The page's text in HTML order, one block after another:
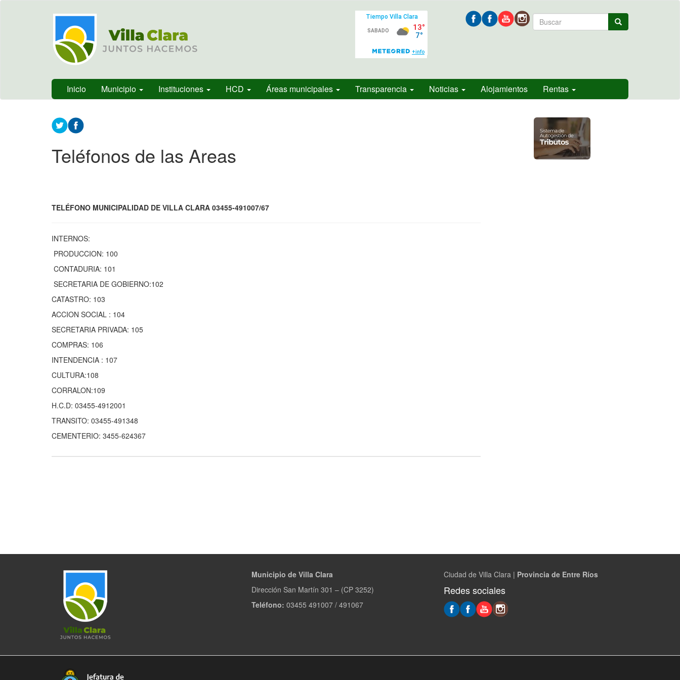
Municipalidad
de Villa
Clara, Entre
Ríos,
Argentina
Formulario
Inicio Municipio Instituciones HCD Áreas municipales Transparencia Noticias Alojamientos Rentas
Contenido
principal
Teléfonos de las Areas
TELÉFONO MUNICIPALIDAD DE VILLA CLARA 03455-491007/67
INTERNOS:
PRODUCCION: 100
CONTADURIA: 101
SECRETARIA DE GOBIERNO:102
CATASTRO: 103
ACCION SOCIAL : 104
SECRETARIA PRIVADA: 105
COMPRAS: 106
INTENDENCIA : 107
CULTURA:108
CORRALON:109
H.C.D: 03455-4912001
TRANSITO: 03455-491348
CEMENTERIO: 3455-624367
Municipio de Villa Clara
Dirección San Martín 301 – (CP 3252)
Teléfono: 03455 491007 / 491067
Ciudad de Villa Clara | Provincia de Entre Ríos
Redes sociales